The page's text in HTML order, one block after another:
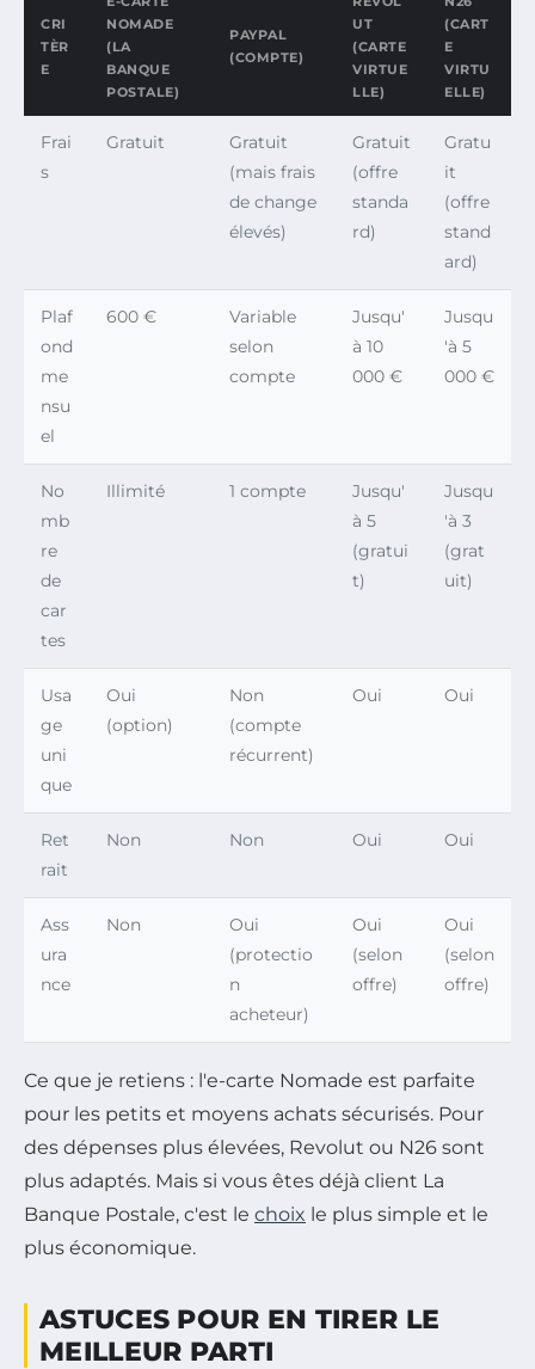
CRI
TÈR
E
NOMADE
(LA
BANQUE
POSTALE)
PAYPAL
(COMPTE)
UT
(CARTE
VIRTUE
LLE)
(CART
E
VIRTU
ELLE)
Frai
s
Gratuit
Gratuit
(mais frais
de change
élevés)
Gratuit
(offre
standa
rd)
Gratu
it
(offre
stand
ard)
Plaf
ond
me
nsu
el
600 €
Variable
selon
compte
Jusqu'
à 10
000 €
Jusqu
'à 5
000 €
No
mb
re
de
car
tes
Illimité 1 compte
Jusqu'
à 5
(gratui
t)
Jusqu
'à 3
(grat
uit)
Usa
ge
uni
que
Oui
(option)
Non
(compte
récurrent)
Oui Oui
Ret
rait
Non Non Oui Oui
Ass
ura
nce
Non
Oui
(protectio
n
acheteur)
Oui
(selon
offre)
Oui
(selon
offre)
Ce que je retiens : l'e-carte Nomade est parfaite
pour les petits et moyens achats sécurisés. Pour
des dépenses plus élevées, Revolut ou N26 sont
plus adaptés. Mais si vous êtes déjà client La
Banque Postale, c'est le choix le plus simple et le
plus économique.
ASTUCES POUR EN TIRER LE
MEILLEUR PARTI